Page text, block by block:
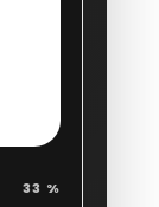
33 %